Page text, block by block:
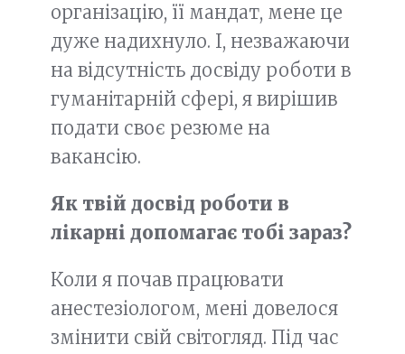
організацію, її мандат, мене це
дуже надихнуло. І, незважаючи
на відсутність досвіду роботи в
гуманітарній сфері, я вирішив
подати своє резюме на
вакансію.
Як твій досвід роботи в
лікарні допомагає тобі зараз?
Коли я почав працювати
анестезіологом, мені довелося
змінити свій світогляд. Під час